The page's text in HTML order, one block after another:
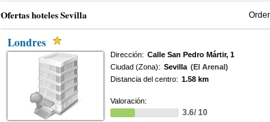
Ofertas hoteles Sevilla
Londres
Dirección: Calle San Pedro Mártir, 1
Ciudad (Zona): Sevilla (El Arenal)
Distancia del centro: 1.58 km
Valoración:
3.6/ 10